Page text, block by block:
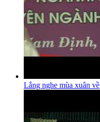
Lắng nghe mùa xuân về